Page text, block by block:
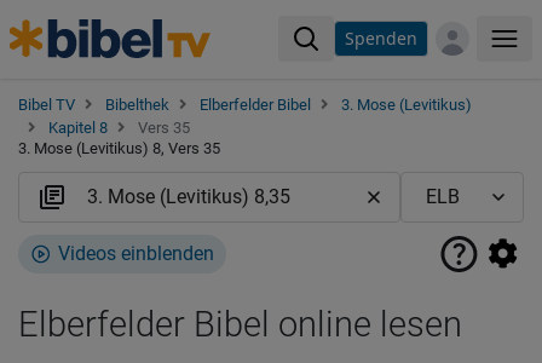
Spenden
Bibel TV Bibelthek Elberfelder Bibel
3. Mose (Levitikus)
Kapitel 8
Vers 35
3. Mose (Levitikus) 8, Vers 35
Videos einblenden
Elberfelder Bibel online lesen